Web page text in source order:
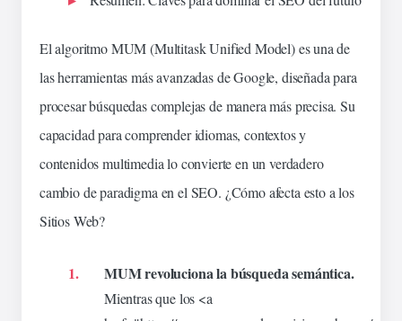
El algoritmo MUM (Multitask Unified Model) es una de
las herramientas más avanzadas de Google, diseñada para
procesar búsquedas complejas de manera más precisa. Su
capacidad paracomprenderidiomas, contextos y
contenidosmultimedialo convierte en un verdadero
cambio de paradigma en el SEO. ¿Cómo afecta esto a los
Sitios Web?
MUMrevolucionalabúsquedasemántica.
Mientras que los <a